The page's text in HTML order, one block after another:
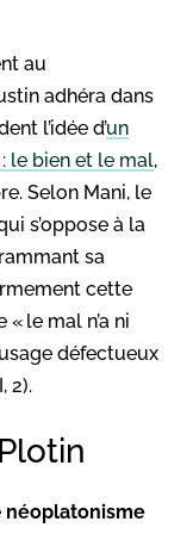
au
adhéra dans
l’idée d’un
le bien et le mal,
Selon Mani, le
s’oppose à la
sa
cette
le mal n’a ni
défectueux
2).
néoplatonisme